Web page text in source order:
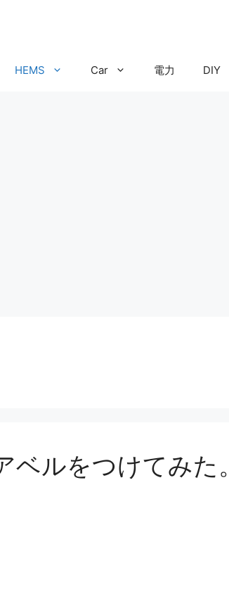
HEMS Car 電力 DIY
ルをつけてみた。